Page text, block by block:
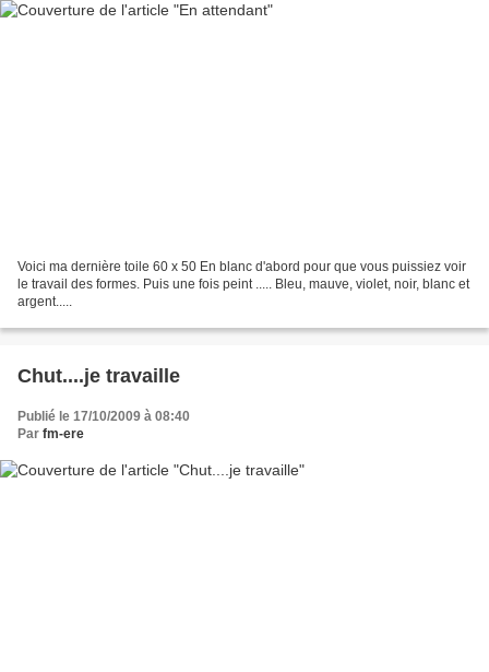
Voici ma dernière toile 60 x 50 En blanc d'abord pour que vous puissiez voir
le travail des formes. Puis une fois peint ..... Bleu, mauve, violet, noir, blanc et
argent.....
Chut....je travaille
Publié le 17/10/2009 à 08:40
Par fm-ere